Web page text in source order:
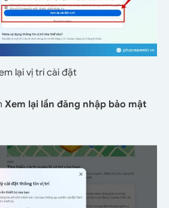
lại vị trí cài đặt
Xem lại lần đăng nhập bảo mật